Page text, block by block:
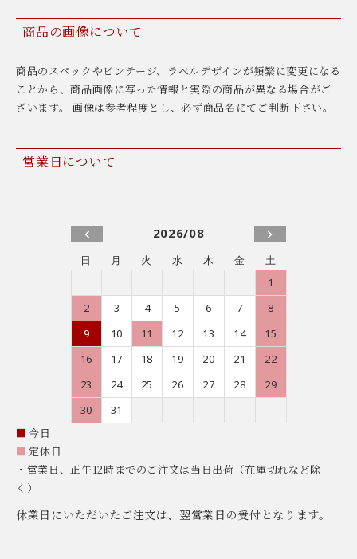
商品の画像について
商品のスペックやビンテージ、ラベルデザインが頻繁に変更になる
ことから、商品画像に写った情報と実際の商品が異なる場合がご
ざいます。 画像は参考程度とし、必ず商品名にてご判断下さい。
営業日について
2026/08
日 月 火 水 木 金
土
1
2
3 4 5 6 7
8
9
10 11 12 13 14
15
16
17 18 19 20 21
22
23
24 25 26 27 28
29
30
31
■ 今日
■ 定休日
・営業日、正午12時までのご注文は当日出荷（在庫切れなど除
く）
休業日にいただいたご注文は、翌営業日の受付となります。